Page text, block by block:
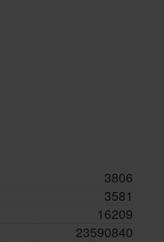
3806
3581
16209
23590840